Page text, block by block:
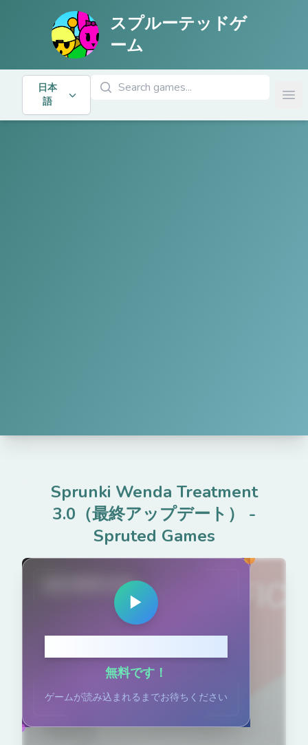
スプルーテッドゲ
ーム
日本
語
ゲームを検索
Sprunki Wenda Treatment
3.0（最終アップデート）
-
Spruted Games
spruted.com
▶
無料です！
ゲームが読み込まれるまでお待ちください